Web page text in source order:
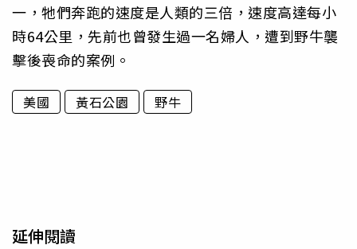
一，牠們奔跑的速度是人類的三倍，速度高達每小
時64公里，先前也曾發生過一名婦人，遭到野牛襲
擊後喪命的案例。
美國 黃石公園 野牛
延伸閱讀